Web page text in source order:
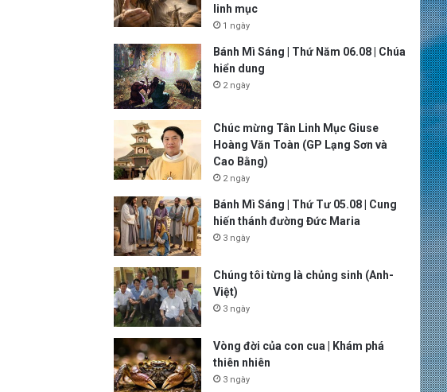
linh mục
1 ngày
Bánh Mì Sáng | Thứ Năm 06.08 | Chúa
hiển dung
2 ngày
Chúc mừng Tân Linh Mục Giuse
Hoàng Văn Toàn (GP Lạng Sơn và
Cao Bằng)
2 ngày
Bánh Mì Sáng | Thứ Tư 05.08 | Cung
hiến thánh đường Đức Maria
3 ngày
Chúng tôi từng là chủng sinh (Anh-
Việt)
3 ngày
Vòng đời của con cua | Khám phá
thiên nhiên
3 ngày